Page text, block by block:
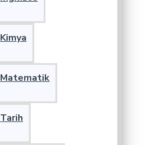
Kimya
Matematik
Tarih